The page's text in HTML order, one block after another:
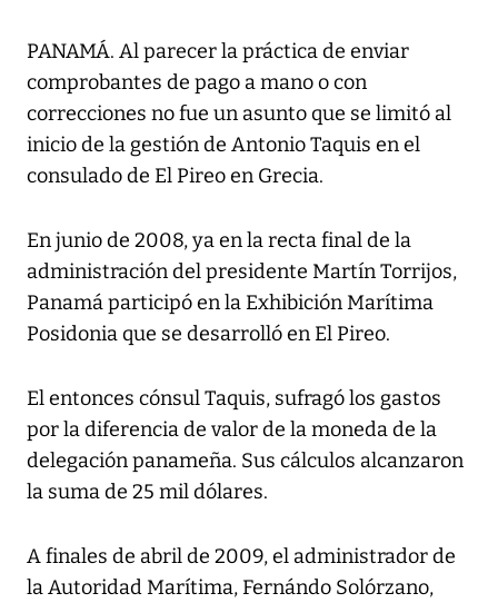
PANAMÁ. Al parecer la práctica de enviar
comprobantes de pago a mano o con
correcciones no fue un asunto que se limitó al
inicio de la gestión de Antonio Taquis en el
consulado de El Pireo en Grecia.
En junio de 2008, ya en la recta final de la
administración del presidente Martín Torrijos,
Panamá participó en la Exhibición Marítima
Posidonia que se desarrolló en El Pireo.
El entonces cónsul Taquis, sufragó los gastos
por la diferencia de valor de la moneda de la
delegación panameña. Sus cálculos alcanzaron
la suma de 25 mil dólares.
A finales de abril de 2009, el administrador de
la Autoridad Marítima, Fernándo Solórzano,